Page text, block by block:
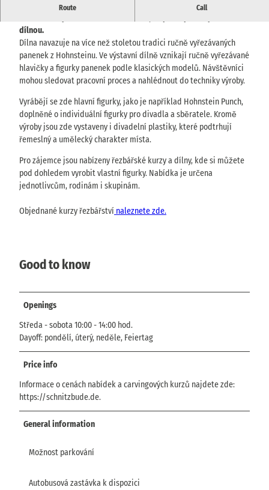
Route Call
Řezbářská dílna v Hohnsteinu na výrobu tradičních
dílnou.
Dílna navazuje na více než stoletou tradici ručně vyřezávaných
panenek z Hohnsteinu. Ve výstavní dílně vznikají ručně vyřezávané
hlavičky a figurky panenek podle klasických modelů. Návštěvníci
mohou sledovat pracovní proces a nahlédnout do techniky výroby.
Vyrábějí se zde hlavní figurky, jako je například Hohnstein Punch,
doplněné o individuální figurky pro divadla a sběratele. Kromě
výroby jsou zde vystaveny i divadelní plastiky, které podtrhují
řemeslný a umělecký charakter místa.
Pro zájemce jsou nabízeny řezbářské kurzy a dílny, kde si můžete
pod dohledem vyrobit vlastní figurky. Nabídka je určena
jednotlivcům, rodinám i skupinám.
Objednané kurzy řezbářství naleznete zde.
Good to know
Openings
Středa - sobota 10:00 - 14:00 hod.
Dayoff: pondělí, úterý, neděle, Feiertag
Price info
Informace o cenách nabídek a carvingových kurzů najdete zde:
https://schnitzbude.de.
General information
Možnost parkování
Autobusová zastávka k dispozici